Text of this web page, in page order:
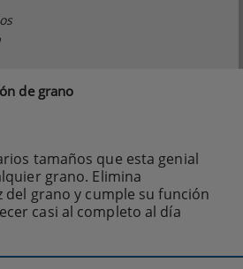
de grano
tamaños que esta genial
grano. Elimina
del grano y cumple su función
casi al completo al día